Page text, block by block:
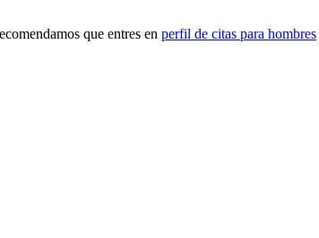
que entres en perfil de citas para hombres